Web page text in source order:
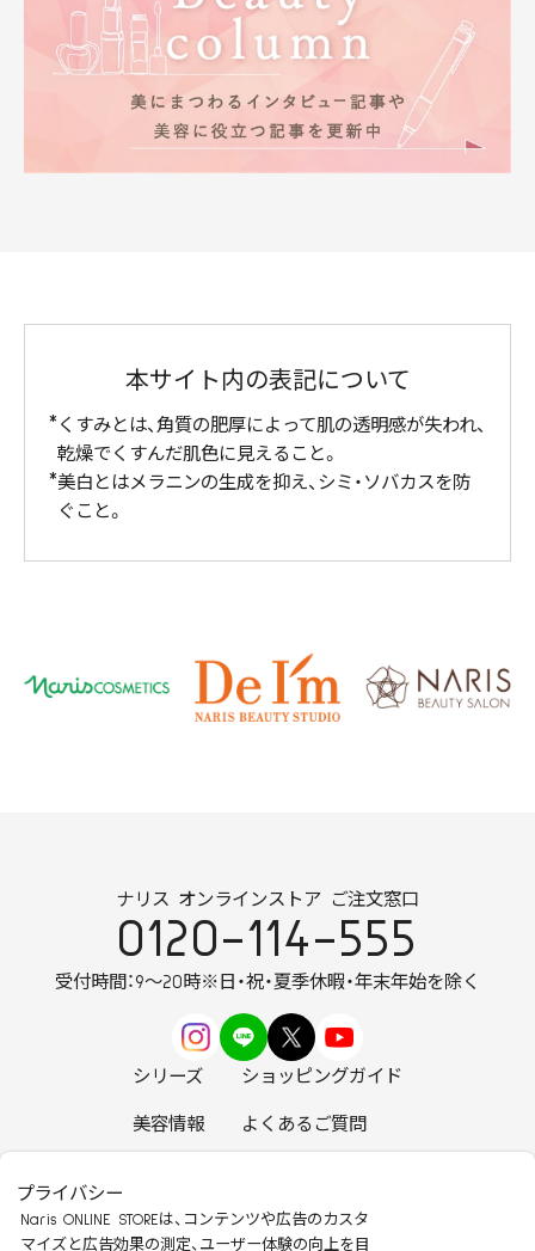
本サイト内の表記について
くすみとは、角質の肥厚によって肌の透明感が失われ、
乾燥でくすんだ肌色に見えること。
美白とはメラニンの生成を抑え、シミ・ソバカスを防
ぐこと。
ナリス オンラインストア ご注文窓口
0120-114-555
受付時間：9～20時※日・祝・夏季休暇・年末年始を除く
シリーズ ショッピングガイド
美容情報 よくあるご質問
プライバシー
Naris ONLINE STOREは、コンテンツや広告のカスタ
マイズと広告効果の測定、ユーザー体験の向上を目